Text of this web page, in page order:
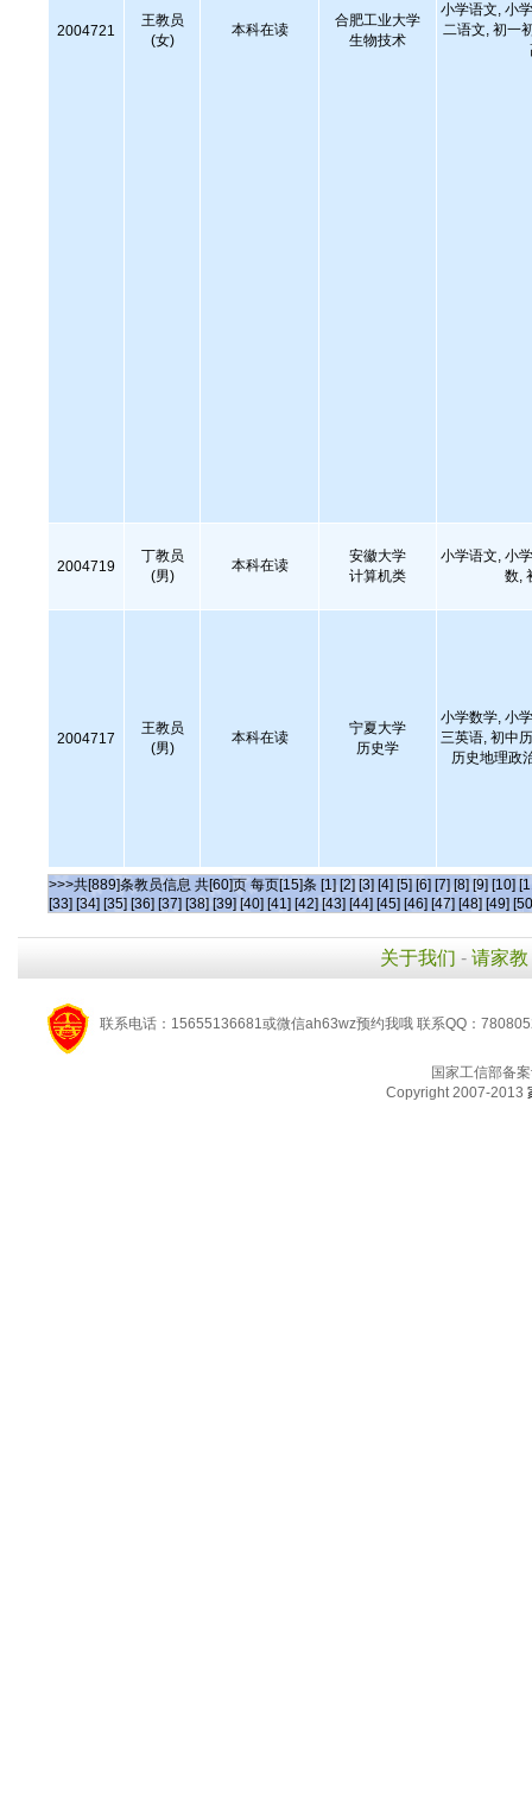
2004721
王教员
(女)
本科在读
合肥工业大学
生物技术
小学语文, 小
二语文, 初一
2004719
丁教员
(男)
本科在读
安徽大学
计算机类
小学语文, 小
数,
2004717
王教员
(男)
本科在读
宁夏大学
历史学
小学数学, 小
三英语, 初中
历史地理政
>>>共[889]条教员信息 共[60]页 每页[15]条 [1] [2] [3] [4] [5] [6] [7] [8] [9] [10]
[33] [34] [35] [36] [37] [38] [39] [40] [41] [42] [43] [44] [45] [46] [47] [48] [49]
关于我们 - 请家教
联系电话：15655136681或微信ah63wz预约我哦 联系QQ：
国家工信部备
Copyright 2007-2013